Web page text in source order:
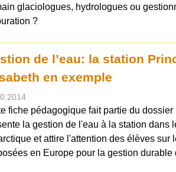
glaciologues, hydrologues ou
?
de l’eau: la station
en exemple
fiche pédagogique fait partie du
la gestion de l'eau à la station dans
et attire l'attention des élèves sur
en Europe pour la gestion durable